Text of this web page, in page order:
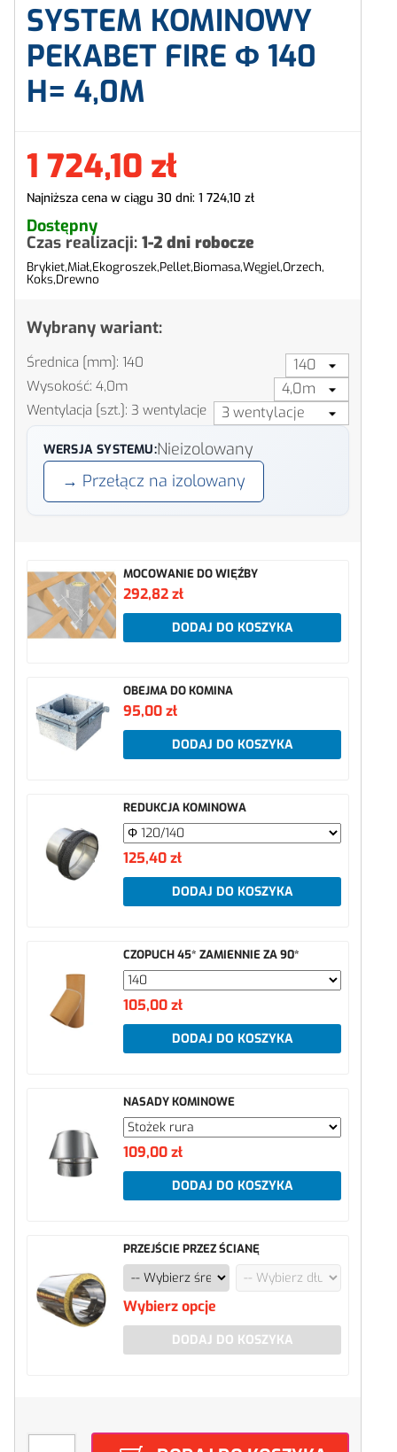
SYSTEM KOMINOWY
PEKABET FIRE Φ 140
H= 4,0M
1 724,10 zł
Najniższa cena w ciągu 30 dni: 1 724,10 zł
Dostępny
Czas realizacji: 1-2 dni robocze
Brykiet,Miał,Ekogroszek,Pellet,Biomasa,Węgiel,Orzech,
Koks,Drewno
Wybrany wariant:
Średnica [mm]: 140
Wysokość: 4,0m
Wentylacja [szt.]: 3 wentylacje
WERSJA SYSTEMU:Nieizolowany
→ Przełącz na izolowany
MOCOWANIE DO WIĘŹBY
292,82 zł
DODAJ DO KOSZYKA
OBEJMA DO KOMINA
95,00 zł
DODAJ DO KOSZYKA
REDUKCJA KOMINOWA
125,40 zł
DODAJ DO KOSZYKA
CZOPUCH 45* ZAMIENNIE ZA 90*
105,00 zł
DODAJ DO KOSZYKA
NASADY KOMINOWE
109,00 zł
DODAJ DO KOSZYKA
PRZEJŚCIE PRZEZ ŚCIANĘ
Wybierz opcje
DODAJ DO KOSZYKA